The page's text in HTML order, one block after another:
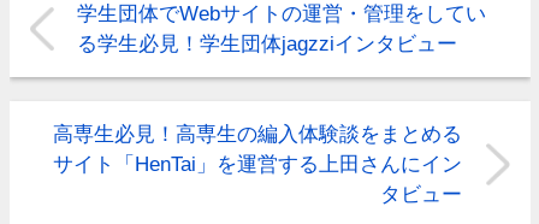
学生団体でWebサイトの運営・管理をしてい
る学生必見！学生団体jagzziインタビュー
高専生必見！高専生の編入体験談をまとめる
サイト「HenTai」を運営する上田さんにイン
タビュー